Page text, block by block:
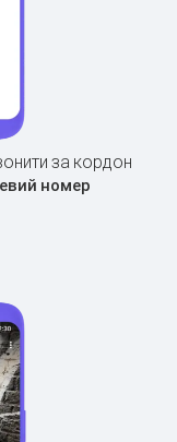
за кордон
номер